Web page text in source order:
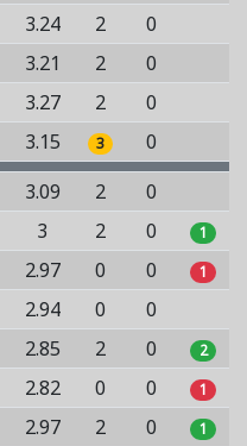
3.24 2
0
3.21 2
0
3.27 2
0
3.15 3
0
3.09 2
0
3 2 0 1
2.97 0 0 1
2.94 0
0
2.85 2 0 2
2.82 0 0 1
2.97 2 0 1